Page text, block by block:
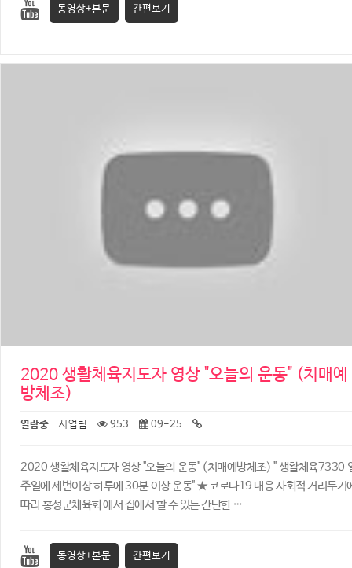
동영상+본문 간편보기
2020 생활체육지도자 영상 "오늘의 운동" (치매예
방체조)
열람중 사업팀 953 09-25
2020 생활체육지도자 영상 "오늘의 운동" (치매예방체조) ​" 생활체육7330
주일에 세번이상 하루에 30분 이상 운동" ★ 코로나19 대응 사회적 거리두기
따라 홍성군체육회 에서 집에서 할 수 있는 간단한 …
동영상+본문 간편보기